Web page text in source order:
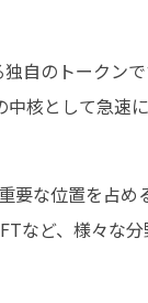
自のトークン
核として急速
要な位置を占め
など、様々な